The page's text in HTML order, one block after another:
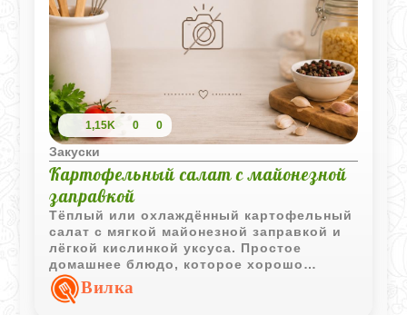
1,15K 0 0
Закуски
Картофельный салат с майонезной
заправкой
Тёплый или охлаждённый картофельный
салат с мягкой майонезной заправкой и
лёгкой кислинкой уксуса. Простое
домашнее блюдо, которое хорошо
подходит и как самостоятельная закуска,
и как гарнир.
Вилка